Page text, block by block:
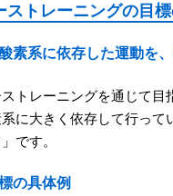
ストレーニングの目
素系に依存した運動を
トレーニングを通じて目
に大きく依存して行って
です。
の具体例